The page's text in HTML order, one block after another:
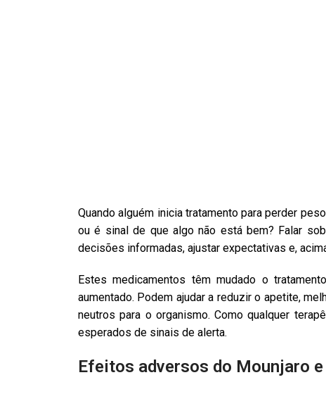
Quando alguém inicia tratamento para perder
ou é sinal de que algo não está bem? Falar
decisões informadas, ajustar expectativas e,
Estes medicamentos têm mudado o
aumentado. Podem ajudar a reduzir o apetite,
neutros para o organismo. Como qualquer
esperados de sinais de alerta.
Efeitos adversos do Mounjaro